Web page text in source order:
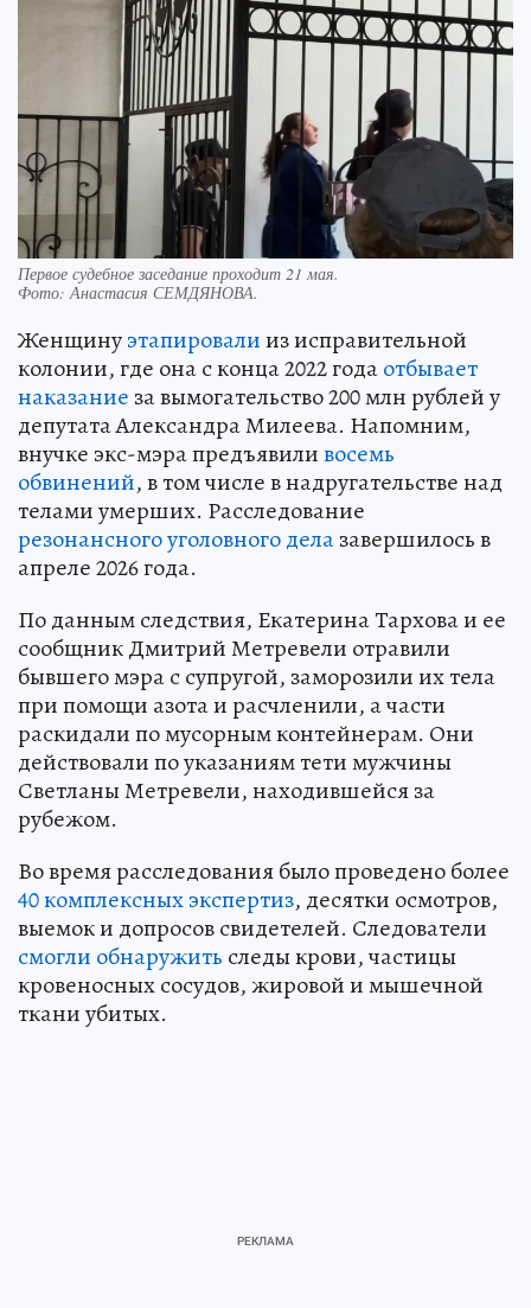
Первое судебное заседание проходит 21 мая.
Фото:Анастасия СЕМДЯНОВА.
Женщинуэтапировалииз исправительной
колонии, где она с конца 2022 годаотбывает
наказание за вымогательство 200 млн рублей у
депутата Александра Милеева. Напомним,
внучке экс-мэра предъявиливосемь
обвинений, в том числе в надругательстве над
телами умерших. Расследование
резонансного уголовного делазавершилось в
апреле 2026 года.
По данным следствия, Екатерина Тархова и ее
сообщник Дмитрий Метревели отравили
бывшего мэра с супругой, заморозили их тела
при помощи азота и расчленили, а части
раскидали по мусорным контейнерам. Они
действовали по указаниям тети мужчины
Светланы Метревели, находившейся за
рубежом.
Во время расследования было проведено более
40 комплексных экспертиз, десятки осмотров,
выемок и допросов свидетелей. Следователи
смогли обнаружить следы крови, частицы
кровеносных сосудов, жировой и мышечной
ткани убитых.